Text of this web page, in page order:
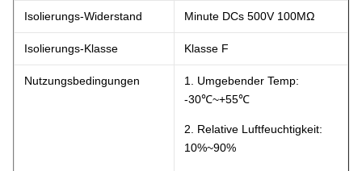
Isolierungs-Widerstand Minute DCs 500V 100ΜΩ
Isolierungs-Klasse Klasse F
Nutzungsbedingungen
1. Umgebender Temp:
-30℃~+55℃
2. Relative Luftfeuchtigkeit:
10%~90%